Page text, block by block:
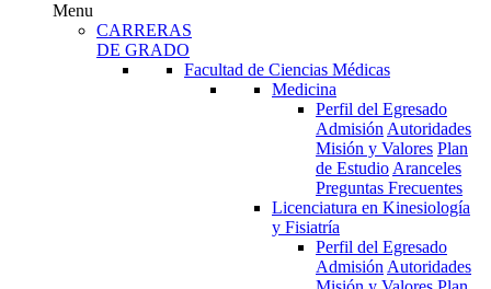
Menu
CARRERAS
DE GRADO
Facultad de Ciencias Médicas
Medicina
Perfil del Egresado
AdmisiónAutoridades
Misión y Valores Plan
de EstudioAranceles
Preguntas Frecuentes
Licenciatura en Kinesiología
y Fisiatría
Perfil del Egresado
AdmisiónAutoridades